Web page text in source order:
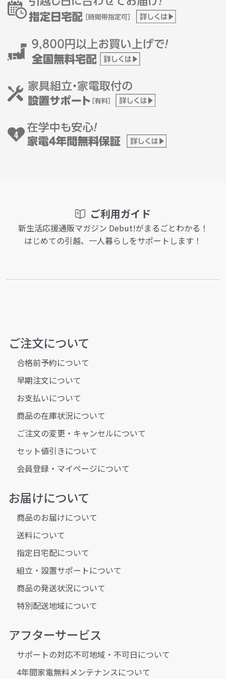
ご利用ガイド
新生活応援通販マガジン Debut!がまるごとわかる！
はじめての引越、一人暮らしをサポートします！
ご注文について
合格前予約について
早期注文について
お支払いについて
商品の在庫状況について
ご注文の変更・キャンセルについて
セット値引きについて
会員登録・マイページについて
お届けについて
商品のお届けについて
送料について
指定日宅配について
組立・設置サポートについて
商品の発送状況について
特別配送地域について
アフターサービス
サポートの対応不可地域・不可日について
4年間家電無料メンテナンスについて